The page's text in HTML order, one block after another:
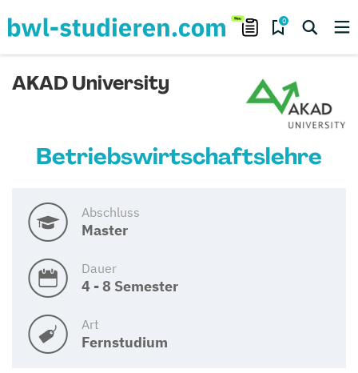
0
AKAD University
Betriebswirtschaftslehre
Abschluss
Master
Dauer
4 - 8 Semester
Art
Fernstudium